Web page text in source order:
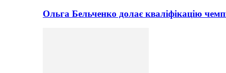
Ольга Бельченко долає кваліфікацію